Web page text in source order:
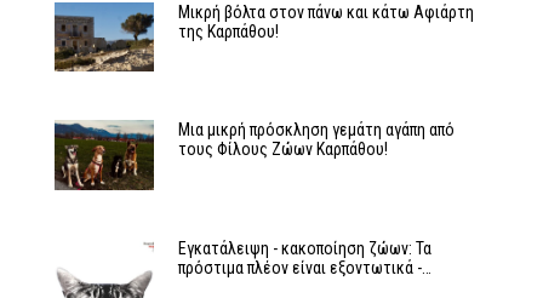
Μικρή βόλτα στον πάνω και κάτω Αφιάρτη
της Καρπάθου!
Μια μικρή πρόσκληση γεμάτη αγάπη από
τους Φίλους Ζώων Καρπάθου!
Εγκατάλειψη - κακοποίηση ζώων: Τα
πρόστιμα πλέον είναι εξοντωτικά -…